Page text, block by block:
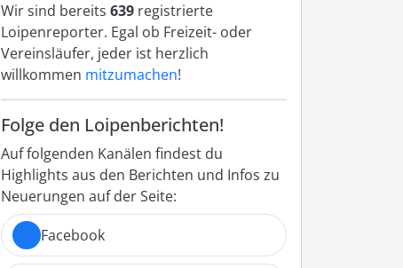
Wir sind bereits 639 registrierte
Loipenreporter. Egal ob Freizeit- oder
Vereinsläufer, jeder ist herzlich
willkommen mitzumachen!
Folge den Loipenberichten!
Auf folgenden Kanälen findest du
Highlights aus den Berichten und Infos zu
Neuerungen auf der Seite:
Facebook